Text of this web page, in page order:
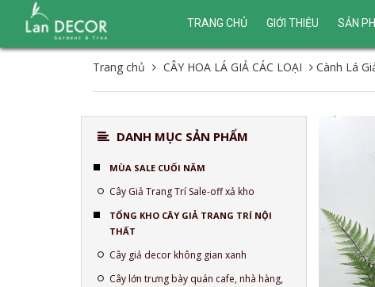
TRANG CHỦ GIỚI THIỆU SẢN
Trang chủ CÂY HOA LÁ GIẢ CÁC LOẠI Cành Lá
DANH MỤC SẢN PHẨM
MÙA SALE CUỐI NĂM
Cây Giả Trang Trí Sale-off xả kho
TỔNG KHO CÂY GIẢ TRANG TRÍ NỘI
THẤT
Cây giả decor không gian xanh
Cây lớn trưng bày quán cafe, nhà hàng,